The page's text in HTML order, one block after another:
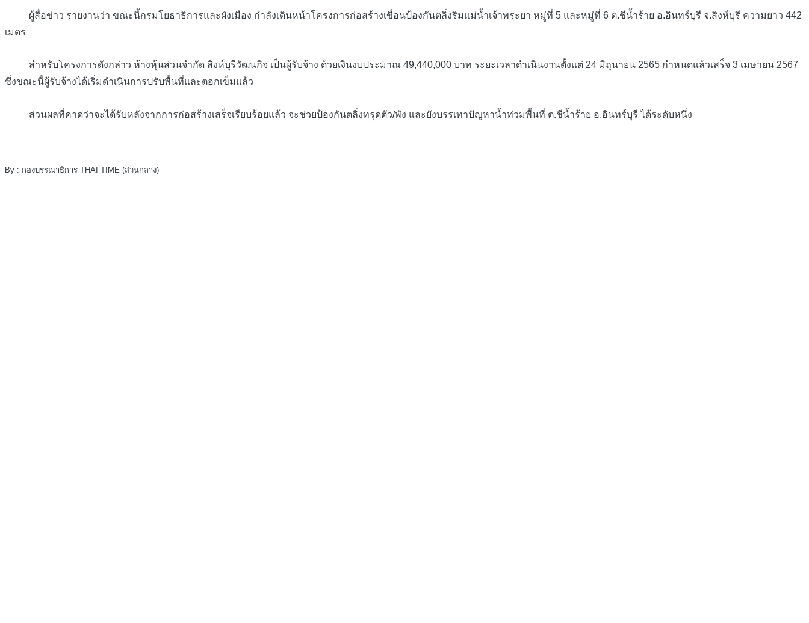
ผู้สื่อข่าว รายงานว่า ขณะนี้กรมโยธาธิการและผังเมือง กำลังเดินหน้าโครงการก่อสร้างเขื่อนป้องกันตลิ่งริมแม่น้ำเจ้าพระยา หมู่ที่ 5 และหมู่ที่ 6 ต.ชีน้ำร้าย อ.อินทร์บุรี จ.สิงห์บุรี ความยาว 442
เมตร
สำหรับโครงการดังกล่าว ห้างหุ้นส่วนจำกัด สิงห์บุรีวัฒนกิจ เป็นผู้รับจ้าง ด้วยเงินงบประมาณ 49,440,000 บาท ระยะเวลาดำเนินงานตั้งแต่ 24 มิถุนายน 2565 กำหนดแล้วเสร็จ 3 เมษายน 2567
ซึ่งขณะนี้ผู้รับจ้างได้เริ่มดำเนินการปรับพื้นที่และตอกเข็มแล้ว
ส่วนผลที่คาดว่าจะได้รับหลังจากการก่อสร้างเสร็จเรียบร้อยแล้ว จะช่วยป้องกันตลิ่งทรุดตัว/พัง และยังบรรเทาปัญหาน้ำท่วมพื้นที่ ต.ชีน้ำร้าย อ.อินทร์บุรี ได้ระดับหนึ่ง
…………………………………..
By : กองบรรณาธิการ THAI TIME (ส่วนกลาง)